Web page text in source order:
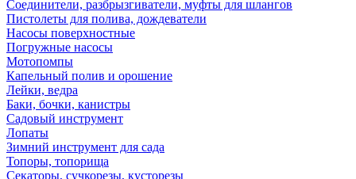
Соединители, разбрызгиватели, муфты для шлангов
Пистолеты для полива, дождеватели
Насосы поверхностные
Погружные насосы
Мотопомпы
Капельный полив и орошение
Лейки, ведра
Баки, бочки, канистры
Садовый инструмент
Лопаты
Зимний инструмент для сада
Топоры, топорища
Секаторы, сучкорезы, кусторезы